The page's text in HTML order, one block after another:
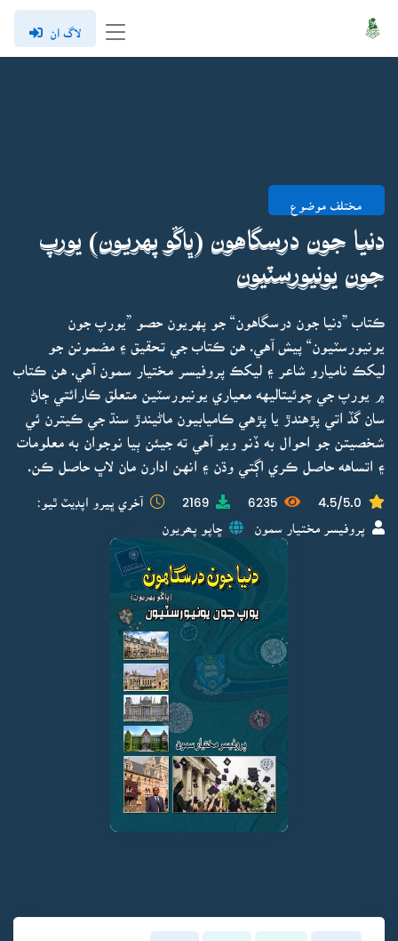
لاگ ان
مختلف موضوع
دنيا جون درسگاهون (ڀاڱو پهريون) يورپ
جون يونيورسٽيون
ڪتاب ”دنيا جون درسگاهون“ جو پهريون حصو ”يورپ جون
يونيورسٽيون“ پيش آهي. هن ڪتاب جي تحقيق ۽ مضمونن جو
ليکڪ ناميارو شاعر ۽ ليکڪ پروفيسر مختيار سمون آهي. هن ڪتاب
۾ يورپ جي چوئيتاليهه معياري يونيورسٽين متعلق ڪارائتي ڄاڻ
سان گڏ اتي پڙهندڙ يا پڙهي ڪاميابيون ماڻيندڙ سنڌ جي ڪيترن ئي
شخصيتن جو احوال به ڏنو ويو آهي ته جيئن ٻيا نوجوان به معلومات
۽ اتساهه حاصل ڪري اڳتي وڌن ۽ انهن ادارن مان لاڀ حاصل ڪن.
4.5/5.0
6235
2169 آخري ڀيرو اپڊيٽ ٿيو:
پروفيسر مختيار سمون ڇاپو پھريون